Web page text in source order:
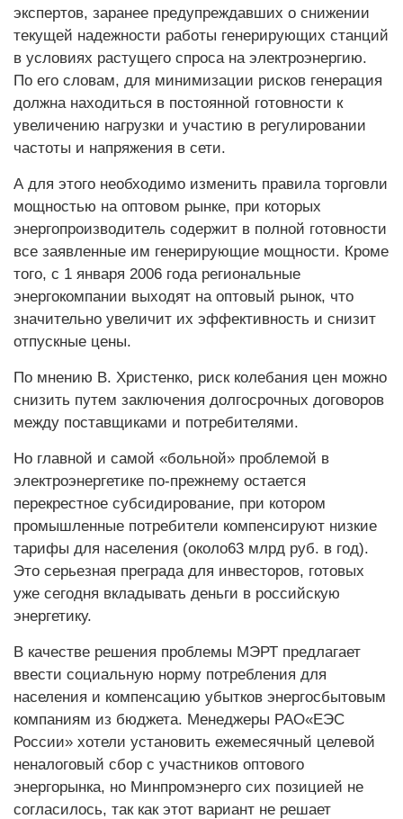
экспертов, заранее предупреждавших о снижении
текущей надежности работы генерирующих станций
в условиях растущего спроса на электроэнергию.
По его словам, для минимизации рисков генерация
должна находиться в постоянной готовности к
увеличению нагрузки и участию в регулировании
частоты и напряжения в сети.
А для этого необходимо изменить правила торговли
мощностью на оптовом рынке, при которых
энергопроизводитель содержит в полной готовности
все заявленные им генерирующие мощности. Кроме
того, с 1 января 2006 года региональные
энергокомпании выходят на оптовый рынок, что
значительно увеличит их эффективность и снизит
отпускные цены.
По мнению В. Христенко, риск колебания цен можно
снизить путем заключения долгосрочных договоров
между поставщиками и потребителями.
Но главной и самой «больной» проблемой в
электроэнергетике по-прежнему остается
перекрестное субсидирование, при котором
промышленные потребители компенсируют низкие
тарифы для населения (около63 млрд руб. в год).
Это серьезная преграда для инвесторов, готовых
уже сегодня вкладывать деньги в российскую
энергетику.
В качестве решения проблемы МЭРТ предлагает
ввести социальную норму потребления для
населения и компенсацию убытков энергосбытовым
компаниям из бюджета. Менеджеры РАО«ЕЭС
России» хотели установить ежемесячный целевой
неналоговый сбор с участников оптового
энергорынка, но Минпромэнерго сих позицией не
согласилось, так как этот вариант не решает